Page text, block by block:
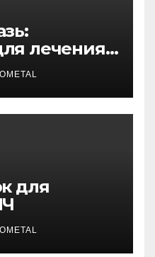
лечения
для